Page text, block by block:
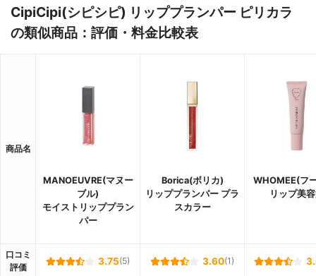
CipiCipi(シピシピ) リッププランパー ピリカラ
の類似商品：評価・料金比較表
商品名
MANOEUVRE(マヌー
ブル)
モイストリッププラン
パー
Borica(ボリカ)
リッププランパー プラ
スカラー
WHOMEE(フ
リップ美
口コミ
評価
3.75(5) 3.60(1)